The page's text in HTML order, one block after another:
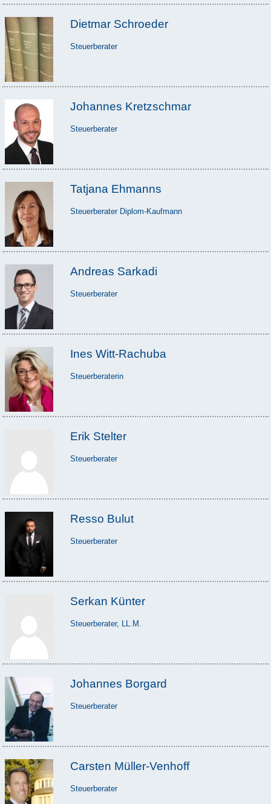
Dietmar Schroeder
Steuerberater
Johannes Kretzschmar
Steuerberater
Tatjana Ehmanns
Steuerberater Diplom-Kaufmann
Andreas Sarkadi
Steuerberater
Ines Witt-Rachuba
Steuerberaterin
Erik Stelter
Steuerberater
Resso Bulut
Steuerberater
Serkan Künter
Steuerberater, LL.M.
Johannes Borgard
Steuerberater
Carsten Müller-Venhoff
Steuerberater